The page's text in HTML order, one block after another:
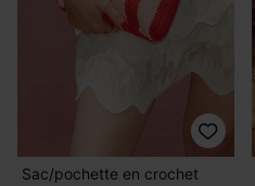
Sac/pochette en crochet